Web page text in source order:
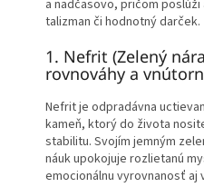
a nadčasovo, pričom
talizman či hodnotný darček.
1. Nefrit (Zelený
rovnováhy a
Nefrit je odpradávna
kameň, ktorý do života
stabilitu. Svojím jemným
náuk upokojuje rozlietanú
emocionálnu vyrovnanosť aj